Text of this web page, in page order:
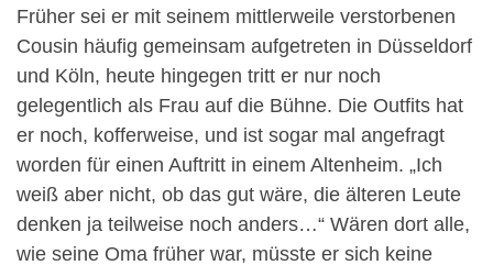
Früher sei er mit seinem mittlerweile verstorbenen
Cousin häufig gemeinsam aufgetreten in Düsseldorf
und Köln, heute hingegen tritt er nur noch
gelegentlich als Frau auf die Bühne. Die Outfits hat
er noch, kofferweise, und ist sogar mal angefragt
worden für einen Auftritt in einem Altenheim. „Ich
weiß aber nicht, ob das gut wäre, die älteren Leute
denken ja teilweise noch anders…“ Wären dort alle,
wie seine Oma früher war, müsste er sich keine